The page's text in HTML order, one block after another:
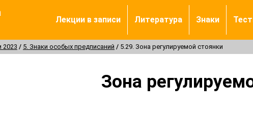
Лекции в записи Литература Знаки
2023 5. Знаки особых предписаний 5.29. Зона регулируемой стоянки
Зона